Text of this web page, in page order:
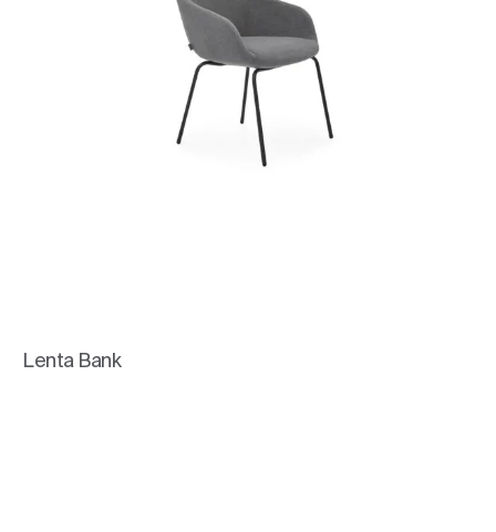
Lenta Bank